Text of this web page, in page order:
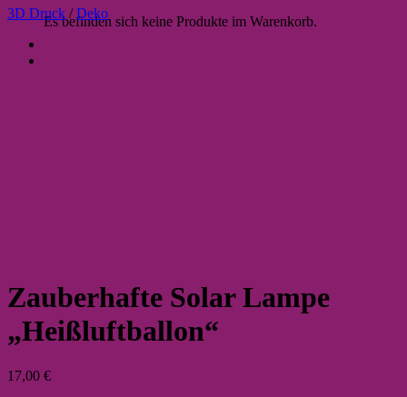
Es befinden sich keine Produkte im Warenkorb.
3D Druck / Deko
Zauberhafte Solar Lampe
„Heißluftballon“
17,00 €